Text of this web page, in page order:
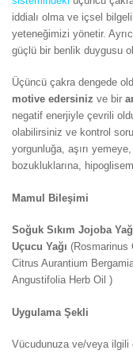
iddialı olma ve içsel
yeteneğimizi yönetir.
güçlü bir benlik duygusu
Üçüncü çakra dengede
motive edersiniz ve bir
negatif enerjiyle çevrili
olabilirsiniz ve kontrol
yorgunluğa, aşırı
bozukluklarına,
Mamul Bileşimi
Soğuk Sıkım Jojoba
Uçucu Yağı (Rosmarinus
Citrus Aurantium
Angustifolia Herb Oil )
Uygulama Şekli
Vücudunuza ve/veya ilgili